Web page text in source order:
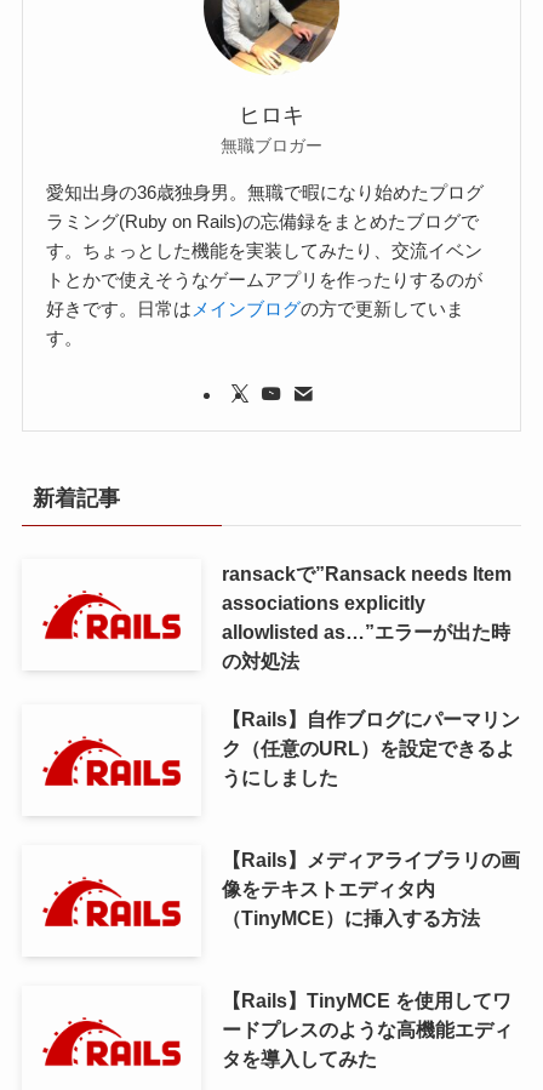
ヒロキ
無職ブロガー
愛知出身の36歳独身男。無職で暇になり始めたプログ
ラミング(Ruby on Rails)の忘備録をまとめたブログで
す。ちょっとした機能を実装してみたり、交流イベン
トとかで使えそうなゲームアプリを作ったりするのが
好きです。日常は メインブログの方で更新していま
す。
新着記事
ransackで”Ransack needs Item
associations explicitly
allowlisted as…”エラーが出た時
の対処法
【Rails】自作ブログにパーマリン
ク（任意のURL）を設定できるよ
うにしました
【Rails】メディアライブラリの画
像をテキストエディタ内
（TinyMCE）に挿入する方法
【Rails】TinyMCE を使用してワ
ードプレスのような高機能エディ
タを導入してみた